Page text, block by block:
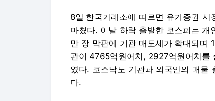
8일 한국거래소에 따르면 유가증권
마쳤다. 이날 하락 출발한 코스피는 개
만 장 막판에 기관 매도세가 확대되며
관이 4765억원어치, 2927억원어치를
였다. 코스닥도 기관과 외국인의 매물
다.